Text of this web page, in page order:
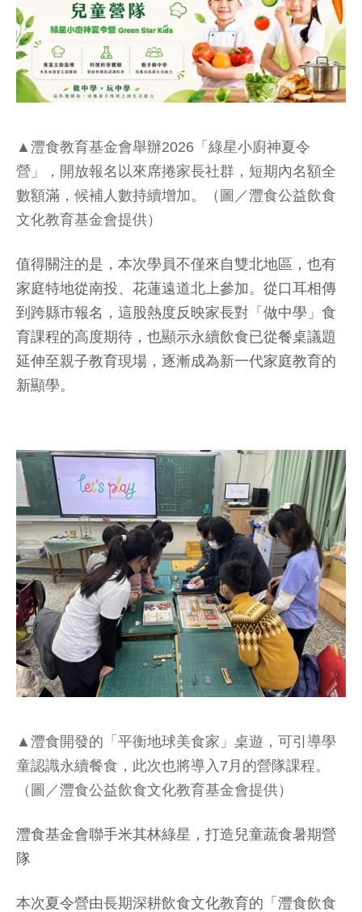
▲灃食教育基金會舉辦2026「綠星小廚神夏令
營」，開放報名以來席捲家長社群，短期內名額全
數額滿，候補人數持續增加。（圖／灃食公益飲食
文化教育基金會提供）
值得關注的是，本次學員不僅來自雙北地區，也有
家庭特地從南投、花蓮遠道北上參加。從口耳相傳
到跨縣市報名，這股熱度反映家長對「做中學」食
育課程的高度期待，也顯示永續飲食已從餐桌議題
延伸至親子教育現場，逐漸成為新一代家庭教育的
新顯學。
▲灃食開發的「平衡地球美食家」桌遊，可引導學
童認識永續餐食，此次也將導入7月的營隊課程。
（圖／灃食公益飲食文化教育基金會提供）
灃食基金會聯手米其林綠星，打造兒童蔬食暑期營
隊
本次夏令營由長期深耕飲食文化教育的「灃食飲食